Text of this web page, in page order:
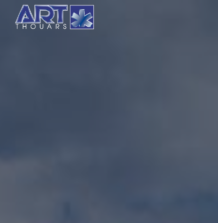
Panneau de gestion des cookies